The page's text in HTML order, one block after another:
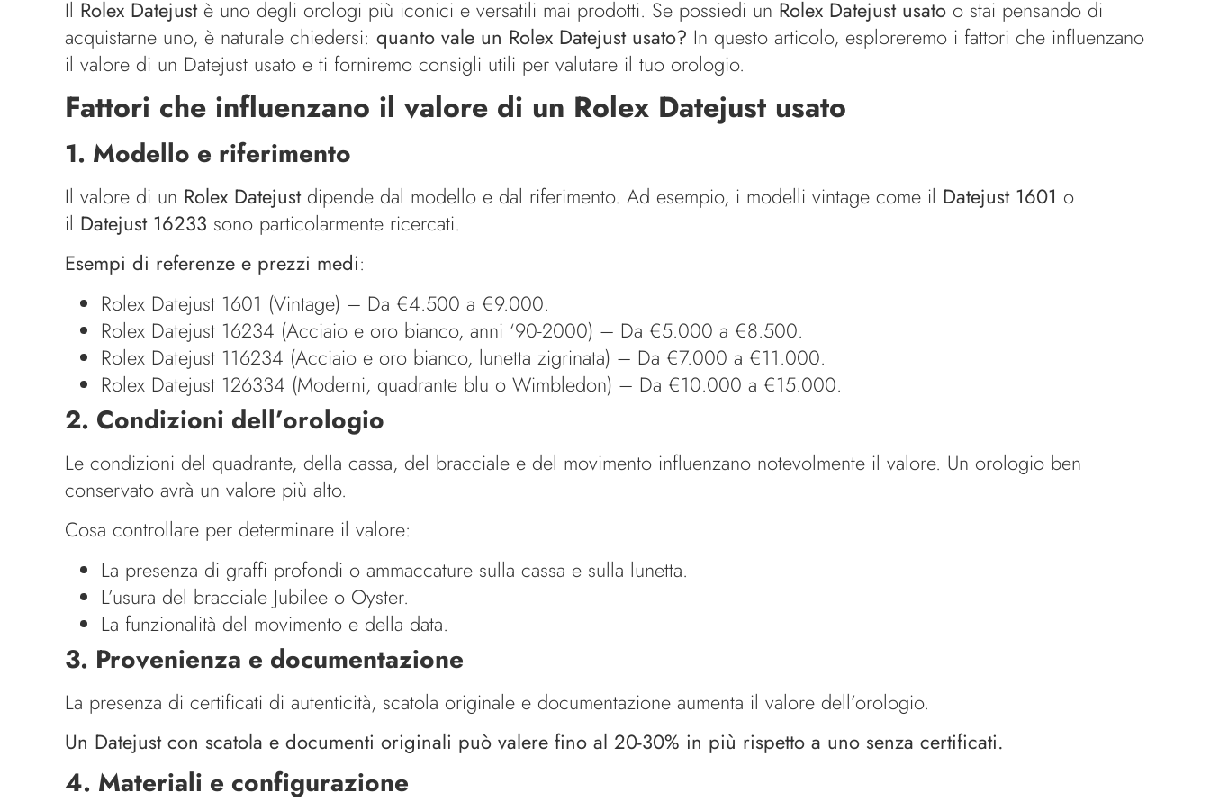
Il Rolex Datejustè uno degli orologi più iconici e versatili mai prodotti. Se possiedi un Rolex Datejust usato o stai pensando di
acquistarne uno, è naturale chiedersi: quanto vale un Rolex Datejust usato? In questo articolo, esploreremo i fattori che influenzano
il valore di un Datejust usato e ti forniremo consigli utili per valutare il tuo orologio.
Fattori che influenzano il valore di un Rolex Datejust usato
1. Modello e riferimento
Il valore di un Rolex Datejustdipende dal modello e dal riferimento. Ad esempio, i modelli vintage come il Datejust 1601 o
il Datejust 16233 sono particolarmente ricercati.
Esempi di referenze e prezzi medi:
Rolex Datejust 1601 (Vintage) – Da €4.500 a €9.000.
Rolex Datejust 16234 (Acciaio e oro bianco, anni ‘90-2000) – Da €5.000 a €8.500.
Rolex Datejust 116234 (Acciaio e oro bianco, lunetta zigrinata) – Da €7.000 a €11.000.
Rolex Datejust 126334 (Moderni, quadrante blu o Wimbledon) – Da €10.000 a €15.000.
2. Condizioni dell’orologio
Le condizioni del quadrante, della cassa, del bracciale e del movimento influenzano notevolmente il valore. Un orologio ben
conservato avrà un valore più alto.
Cosa controllare per determinare il valore:
La presenza di graffi profondi o ammaccature sulla cassa e sulla lunetta.
L’usura del bracciale Jubilee o Oyster.
La funzionalità del movimento e della data.
3. Provenienza e documentazione
La presenza di certificati di autenticità, scatola originale e documentazione aumenta il valore dell’orologio.
Un Datejust con scatola e documenti originali può valere fino al 20-30% in più rispetto a uno senza certificati.
4. Materiali e configurazione